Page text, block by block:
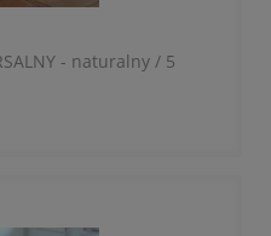
- naturalny / 5